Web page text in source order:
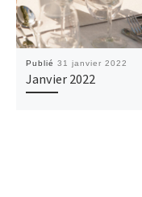
Publié 31 janvier 2022
Janvier 2022